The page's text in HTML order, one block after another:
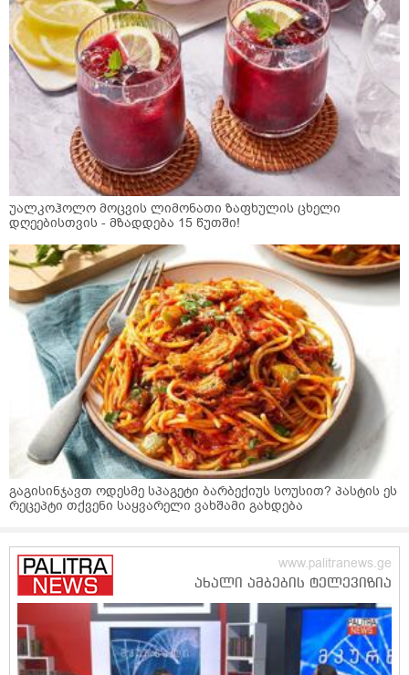
უალკოჰოლო მოცვის ლიმონათი ზაფხულის ცხელი
დღეებისთვის - მზადდება 15 წუთში!
გაგისინჯავთ ოდესმე სპაგეტი ბარბექიუს სოუსით? პასტის ეს
რეცეპტი თქვენი საყვარელი ვახშამი გახდება